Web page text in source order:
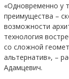
«Одновременно у
преимущества –
возможности
технология
со сложной
альтернатив», –
Адамцевич.